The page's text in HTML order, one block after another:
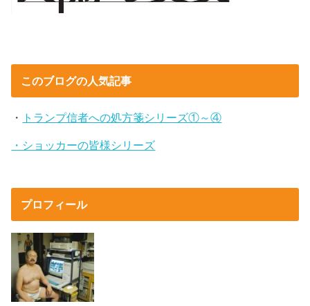
このブログの人気記事
・ トランプ信者への処方箋シリーズ①～④
・ショッカーの皆様シリーズ
プロフィール